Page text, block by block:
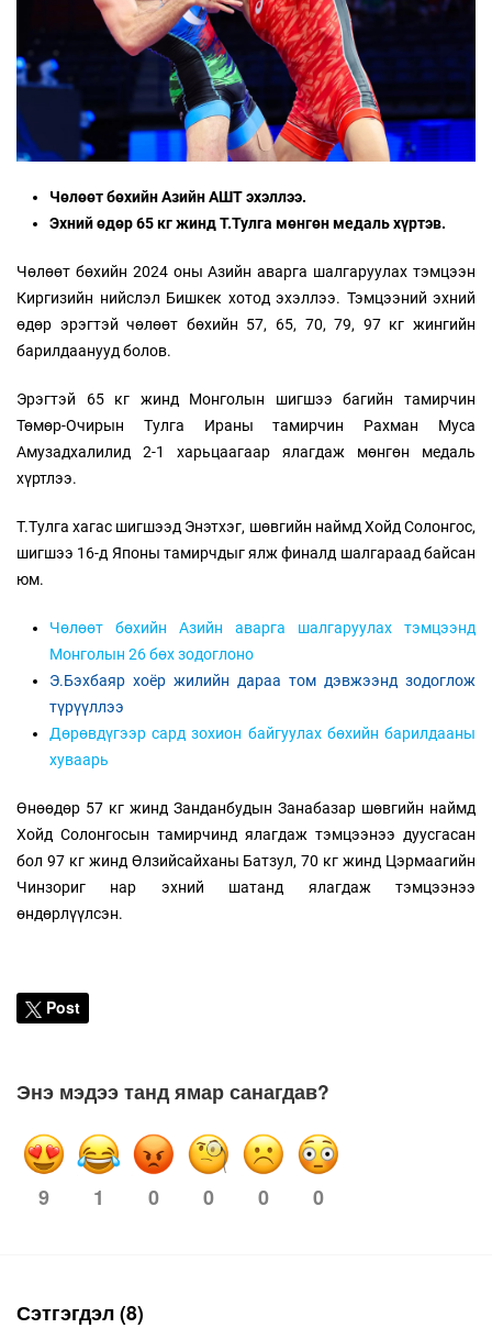
Чөлөөт бөхийн Азийн АШТ эхэллээ.
Эхний өдөр 65 кг жинд Т.Тулга мөнгөн медаль хүртэв.
Чөлөөт бөхийн 2024 оны Азийн аварга шалгаруулах тэмцээн
Киргизийн нийслэл Бишкек хотод эхэллээ. Тэмцээний эхний
өдөр эрэгтэй чөлөөт бөхийн 57, 65, 70, 79, 97 кг жингийн
барилдаанууд болов.
Эрэгтэй 65 кг жинд Монголын шигшээ багийн тамирчин
Төмөр-Очирын Тулга Ираны тамирчин Рахман Муса
Амузадхалилид 2-1 харьцаагаар ялагдаж мөнгөн медаль
хүртлээ.
Т.Тулга хагас шигшээд Энэтхэг, шөвгийн наймд Хойд Солонгос,
шигшээ 16-д Японы тамирчдыг ялж финалд шалгараад байсан
юм.
Чөлөөт бөхийн Азийн аварга шалгаруулах тэмцээнд
Монголын 26 бөх зодоглоно
Э.Бэхбаяр хоёр жилийн дараа том дэвжээнд зодоглож
түрүүллээ
Дөрөвдүгээр сард зохион байгуулах бөхийн барилдааны
хуваарь
Өнөөдөр 57 кг жинд Занданбудын Занабазар шөвгийн наймд
Хойд Солонгосын тамирчинд ялагдаж тэмцээнээ дуусгасан
бол 97 кг жинд Өлзийсайханы Батзул, 70 кг жинд Цэрмаагийн
Чинзориг нар эхний шатанд ялагдаж тэмцээнээ
өндөрлүүлсэн.
Post
Энэ мэдээ танд ямар санагдав?
9 1 0 0 0 0
Сэтгэгдэл (8)